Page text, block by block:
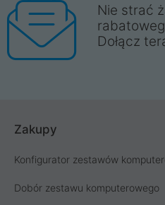
Nie strać
Dołącz
Zakupy
Konfigurator zestawów
Dobór zestawu komputerowego